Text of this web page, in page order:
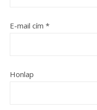
E-mail cím *
Honlap